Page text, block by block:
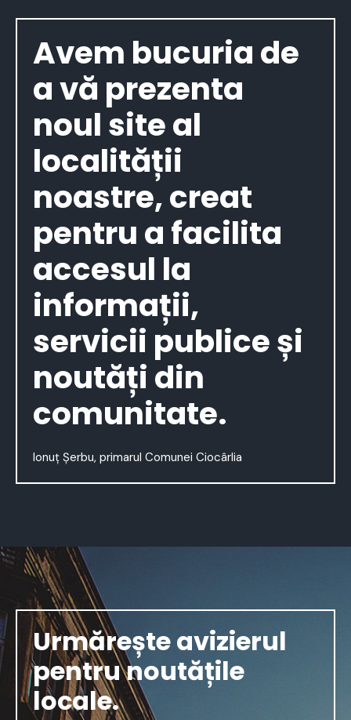
Avem bucuria de
a vă prezenta
noul site al
localității
noastre, creat
pentru a facilita
accesul la
informații,
servicii publice și
noutăți din
comunitate.
Ionuț Șerbu, primarul Comunei Ciocârlia
Urmărește avizierul
pentru noutățile
locale.